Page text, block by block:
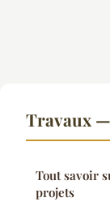
Travaux
Tout savoir
projets